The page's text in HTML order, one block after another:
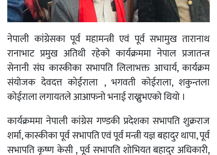
नेपाली कांग्रेसका पूर्व महामन्त्री एवं पूर्व सभामुख तारानाथ
रानाभाट प्रमुख अतिथी रहेको कार्यक्रममा नेपाल प्रजातन्त्र
सेनानी संघ कास्कीका सभापति लिलाभक्त आचार्य, कार्यक्रम
संयोजक देवदत्त कोईराला , भगवती कोईराला, शकुन्तला
कोईराला लगायतले आआफनो भनाई राख्नुभएको थियो ।
कार्यक्रममा नेपाली कांग्रेस गण्डकी प्रदेशका सभापति शुक्रराज
शर्मा, कास्कीका पूर्व सभापति एवं पूर्व मन्त्री यज्ञ बहादुर थापा, पूर्व
सभापति कृष्ण केसी , पूर्व सभापति शोभियत बहादुर अधिकारी,